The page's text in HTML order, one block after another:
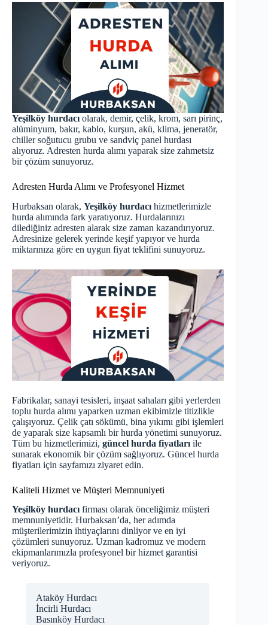
Yeşilköy hurdacı olarak, demir, çelik, krom, sarı pirinç,
alüminyum, bakır, kablo, kurşun, akü, klima, jeneratör,
chiller soğutucu grubu ve sandviç panel hurdası
alıyoruz. Adresten hurda alımı yaparak size zahmetsiz
bir çözüm sunuyoruz.
Adresten Hurda Alımı ve Profesyonel Hizmet
Hurbaksan olarak, Yeşilköy hurdacı hizmetlerimizle
hurda alımında fark yaratıyoruz. Hurdalarınızı
dilediğiniz adresten alarak size zaman kazandırıyoruz.
Adresinize gelerek yerinde keşif yapıyor ve hurda
miktarınıza göre en uygun fiyat teklifini sunuyoruz.
Fabrikalar, sanayi tesisleri, inşaat sahaları gibi yerlerden
toplu hurda alımı yaparken uzman ekibimizle titizlikle
çalışıyoruz. Çelik çatı sökümü, bina yıkımı gibi işlemleri
de yaparak size kapsamlı bir hurda yönetimi sunuyoruz.
Tüm bu hizmetlerimizi, güncel hurda fiyatları ile
sunarak ekonomik bir çözüm sağlıyoruz. Güncel hurda
fiyatları için sayfamızı ziyaret edin.
Kaliteli Hizmet ve Müşteri Memnuniyeti
Yeşilköy hurdacı firması olarak önceliğimiz müşteri
memnuniyetidir. Hurbaksan’da, her adımda
müşterilerimizin ihtiyaçlarını dinliyor ve en iyi
çözümleri sunuyoruz. Uzman kadromuz ve modern
ekipmanlarımızla profesyonel bir hizmet garantisi
veriyoruz.
Ataköy Hurdacı
İncirli Hurdacı
Basınköy Hurdacı